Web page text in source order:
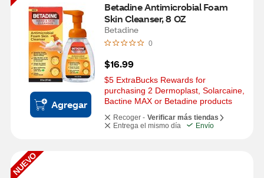
Agregar
Betadine Antimicrobial Foam
Skin Cleanser, 8 OZ
Betadine
0
$16.99
$5 ExtraBucks Rewards for
purchasing 2 Dermoplast, Solarcaine,
Bactine MAX or Betadine products
Recoger - Verificar más tiendas
Entrega el mismo día
Envío
NUEVO